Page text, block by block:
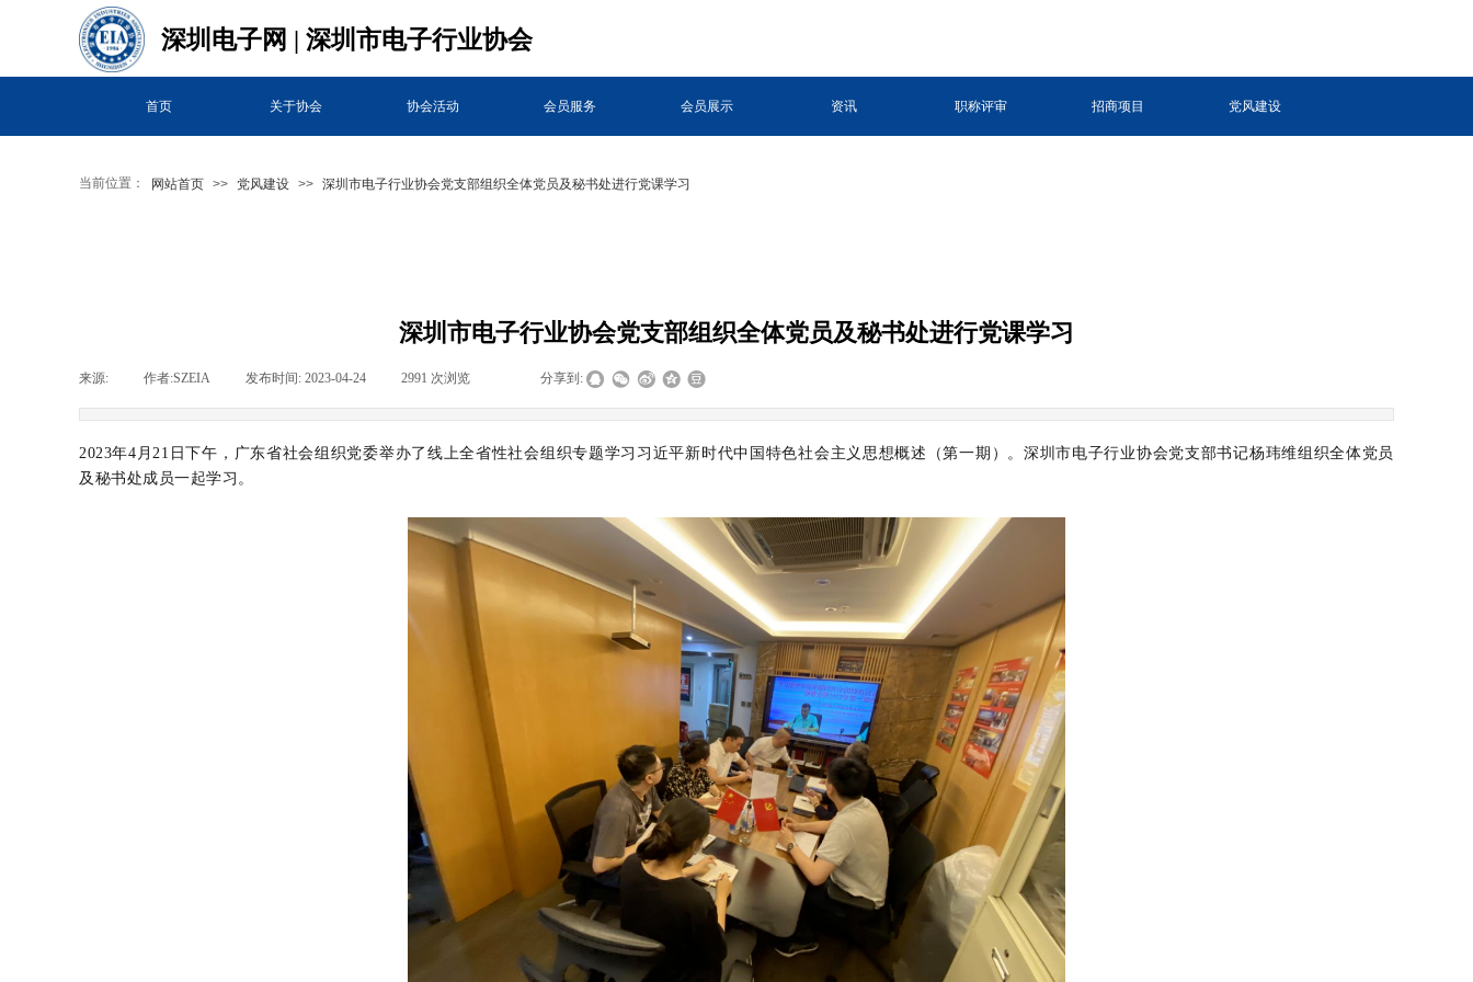
深圳电子网 | 深圳市电子行业协会
首页 关于协会 协会活动 会员服务 会员展示 资讯 职称评审 招商项目 党风建设
当前位置： 网站首页 >> 党风建设 >> 深圳市电子行业协会党支部组织全体党员及秘书处进行党课学习
深圳市电子行业协会党支部组织全体党员及秘书处进行党课学习
来源: 作者:SZEIA 发布时间: 2023-04-24 2991 次浏览 分享到:
2023年4月21日下午，广东省社会组织党委举办了线上全省性社会组织专题学习习近平新时代中国特色社会主义思想概述（第一期）。深圳市电子行业协会党支部书记杨玮维组织全体党员
及秘书处成员一起学习。